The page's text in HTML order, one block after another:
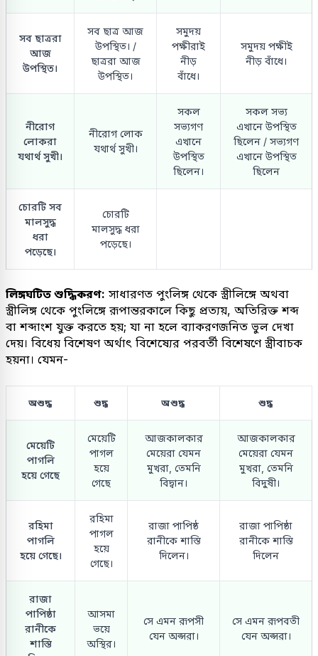
সব ছাত্ররা
আজ
উপস্থিত।
সব ছাত্র আজ
উপস্থিত। /
ছাত্ররা আজ
উপস্থিত।
সমুদয়
পক্ষীরাই
নীড়
বাঁধে।
সমুদয় পক্ষীই
নীড় বাঁধে।
নীরোগ
লোকরা
যথার্থ সুখী।
নীরোগ লোক
যথার্থ সুখী।
সকল
সভ্যগণ
এখানে
উপস্থিত
ছিলেন।
সকল সভ্য
এখানে উপস্থিত
ছিলেন / সভ্যগণ
এখানে উপস্থিত
ছিলেন
চোরটি সব
মালসুদ্ধ
ধরা
পড়েছে।
চোরটি
মালসুদ্ধ ধরা
পড়েছে।
লিঙ্গঘটিত শুদ্ধিকরণ: সাধারণত পুংলিঙ্গ থেকে স্ত্রীলিঙ্গে অথবা
স্ত্রীলিঙ্গ থেকে পুংলিঙ্গে রূপান্তরকালে কিছু প্রত্যয়, অতিরিক্ত শব্দ
বা শব্দাংশ যুক্ত করতে হয়; যা না হলে ব্যাকরণজনিত ভুল দেখা
দেয়। বিধেয় বিশেষণ অর্থাৎ বিশেষ্যের পরবর্তী বিশেষণে স্ত্রীবাচক
হয়না। যেমন-
অশুদ্ধ শুদ্ধ অশুদ্ধ শুদ্ধ
মেয়েটি
পাগলি
হয়ে গেছে
মেয়েটি
পাগল
হয়ে
গেছে
আজকালকার
মেয়েরা যেমন
মুখরা, তেমনি
বিদ্বান।
আজকালকার
মেয়েরা যেমন
মুখরা, তেমনি
বিদুষী।
রহিমা
পাগলি
হয়ে গেছে।
রহিমা
পাগল
হয়ে
গেছে।
রাজা পাপিষ্ঠ
রানীকে শাস্তি
দিলেন।
রাজা পাপিষ্ঠা
রানীকে শাস্তি
দিলেন
রাজা
পাপিষ্ঠা
রানীকে
শাস্তি
আসমা
ভয়ে
অস্থির।
সে এমন রূপসী
যেন অপ্সরা।
সে এমন রূপবতী
যেন অপ্সরা।